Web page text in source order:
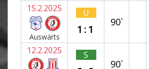
15.2.2025
Auswärts
U
1:1
90`
12.2.2025 S
90`